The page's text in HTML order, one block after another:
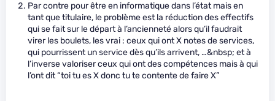
Par contre pour être en informatique dans l’état mais en
tant que titulaire, le problème est la réduction des effectifs
qui se fait sur le départ à l’ancienneté alors qu’il faudrait
virer les boulets, les vrai : ceux qui ont X notes de services,
qui pourrissent un service dès qu’ils arrivent, …&nbsp; et à
l’inverse valoriser ceux qui ont des compétences mais à qui
l’ont dit “toi tu es X donc tu te contente de faire X”